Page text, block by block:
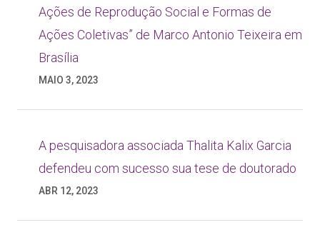
Ações de Reprodução Social e Formas de
Ações Coletivas” de Marco Antonio Teixeira em
Brasília
MAIO 3, 2023
A pesquisadora associada Thalita Kalix Garcia
defendeu com sucesso sua tese de doutorado
ABR 12, 2023